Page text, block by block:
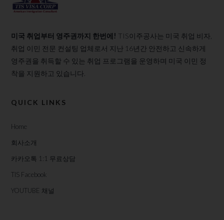
미국 취업부터 영주권까지 한번에! TIS이주공사는 미국 취업 비자,
취업 이민 전문 컨설팅 업체로서 지난 16년간 안전하고 신속하게
영주권을 취득할 수 있는 취업 프로그램을 운영하며 미국 이민 정
착을 지원하고 있습니다.
QUICK LINKS
Home
회사소개
카카오톡 1:1 무료상담
TIS Facebook
YOUTUBE 채널